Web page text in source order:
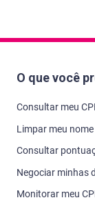
O que você
Consultar meu
Limpar meu nome
Consultar
Negociar minhas
Monitorar meu